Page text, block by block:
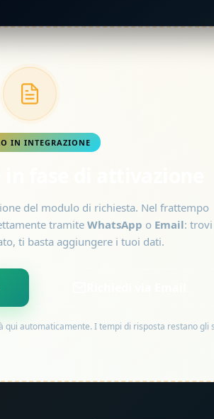
IN INTEGRAZIONE
del modulo di richiesta. Nel frattempo
tramiteWhatsApp o Email: trovi
ti basta aggiungere i tuoi dati.
qui automaticamente. I tempi di risposta restano gli